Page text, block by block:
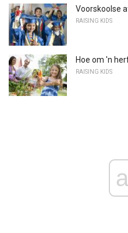
Voorskoolse
RAISING KIDS
Hoe om 'n
RAISING KIDS